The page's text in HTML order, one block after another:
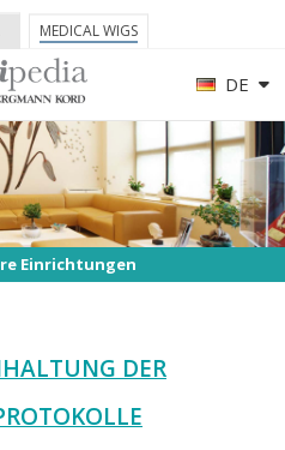
DE
MEDICAL WIGS
Einrichtungen
DER